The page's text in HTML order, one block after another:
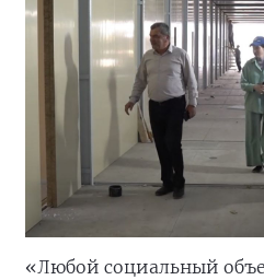
«Любой социальный